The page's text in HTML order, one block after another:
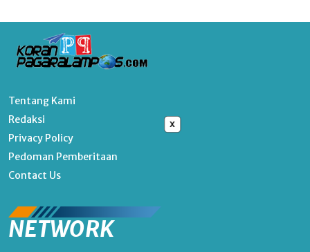
x
Tentang Kami
Redaksi
Privacy Policy
Pedoman Pemberitaan
Contact Us
NETWORK